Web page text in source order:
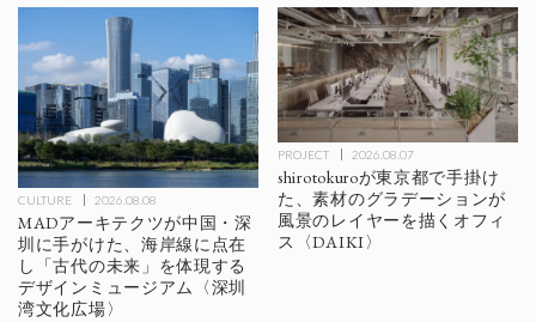
CULTURE 2026.08.08
MADアーキテクツが中国・深
圳に手がけた、海岸線に点在
し「古代の未来」を体現する
デザインミュージアム〈深圳
湾文化広場〉
PROJECT 2026.08.07
shirotokuroが東京都で手掛け
た、素材のグラデーションが
風景のレイヤーを描くオフィ
ス〈DAIKI〉